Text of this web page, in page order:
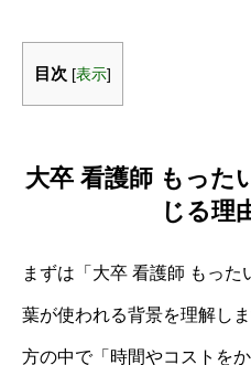
目次 [表示]
大卒 看護師 もった
じる理
まずは「大卒 看護師 もっ
葉が使われる背景を理解し
方の中で「時間やコストを